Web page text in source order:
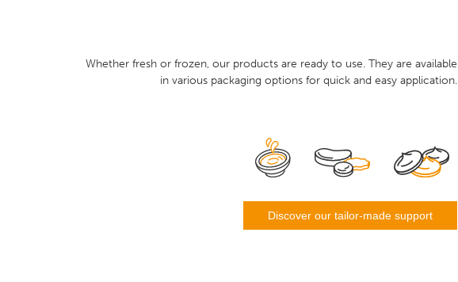
Whether fresh or frozen, our products are ready to use. They are available
in various packaging options for quick and easy application.
Discover our tailor-made support